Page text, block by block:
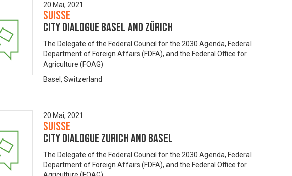
20 Mai, 2021
Suisse
City Dialogue Basel and Zürich
The Delegate of the Federal Council for the 2030 Agenda, Federal
Department of Foreign Affairs (FDFA), and the Federal Office for
Agriculture (FOAG)
Basel, Switzerland
20 Mai, 2021
Suisse
City Dialogue Zurich and Basel
The Delegate of the Federal Council for the 2030 Agenda, Federal
Department of Foreign Affairs (FDFA), and the Federal Office for